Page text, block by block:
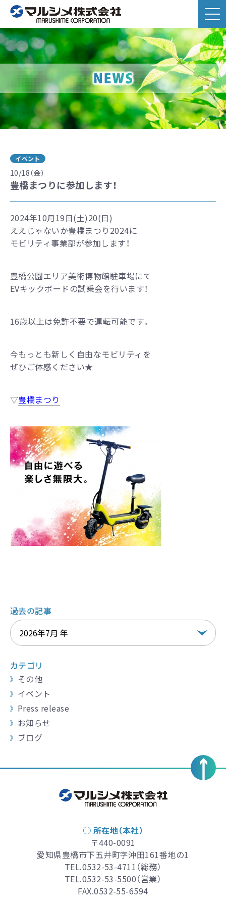
過去の記事
カテゴリ
その他
イベント
Press release
お知らせ
ブログ
イベント
10/18（金）
豊橋まつりに参加します！
2024年10月19日(土)20(日)
ええじゃないか豊橋まつり2024に
モビリティ事業部が参加します！
豊橋公園エリア美術博物館駐車場にて
EVキックボードの試乗会を行います！
16歳以上は免許不要で運転可能です。
今もっとも新しく自由なモビリティを
ぜひご体感ください★
▽豊橋まつり
○ 所在地（本社）
〒440-0091
愛知県豊橋市下五井町字沖田161番地の1
TEL.0532-53-4711 （総務）
TEL.0532-53-5500（営業）
FAX.0532-55-6594